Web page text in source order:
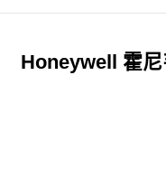
Honeywell 霍尼